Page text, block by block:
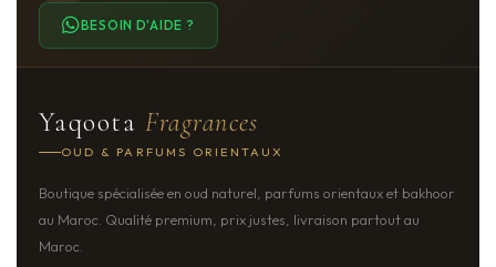
BESOIN D'AIDE ?
Yaqoota Fragrances
OUD & PARFUMS ORIENTAUX
Boutique spécialisée en oud naturel, parfums orientaux et bakhoor
au Maroc. Qualité premium, prix justes, livraison partout au
Maroc.